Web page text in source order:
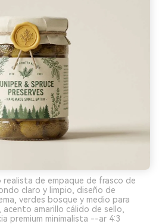
realista de empaque de frasco de
claro y limpio, diseño de
verdes bosque y medio para
amarillo cálido de sello,
premium minimalista --ar 4:3